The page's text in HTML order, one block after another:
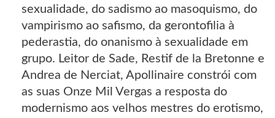
sexualidade, do sadismo ao masoquismo, do
vampirismo ao safismo, da gerontofilia à
pederastia, do onanismo à sexualidade em
grupo. Leitor de Sade, Restif de la Bretonne e
Andrea de Nerciat, Apollinaire constrói com
as suas Onze Mil Vergas a resposta do
modernismo aos velhos mestres do erotismo,